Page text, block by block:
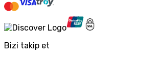
Bizi takip et